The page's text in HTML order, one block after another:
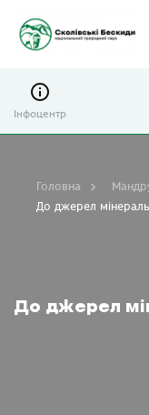
Інфоцентр
До джерел
Головна
До джерел